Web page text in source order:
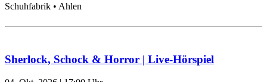
Schuhfabrik • Ahlen
Sherlock, Schock & Horror | Live-Hörspiel